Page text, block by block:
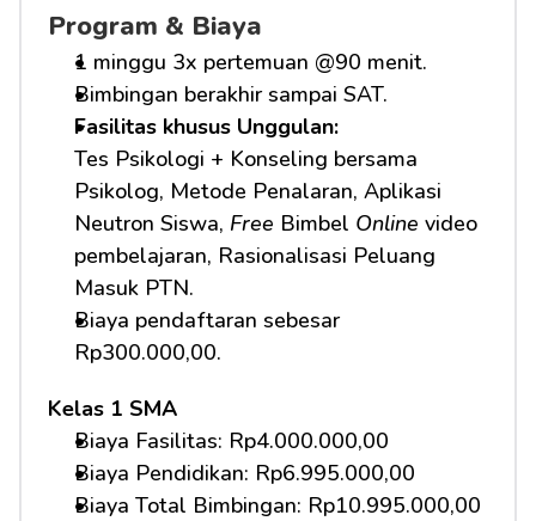
Program & Biaya
1 minggu 3x pertemuan @90 menit.
Bimbingan berakhir sampai SAT.
Fasilitas khusus Unggulan:
Tes Psikologi + Konseling bersama
Psikolog, Metode Penalaran, Aplikasi
Neutron Siswa, Free Bimbel Online video
pembelajaran, Rasionalisasi Peluang
Masuk PTN.
Biaya pendaftaran sebesar
Rp300.000,00.
Kelas 1 SMA
Biaya Fasilitas: Rp4.000.000,00
Biaya Pendidikan: Rp6.995.000,00
Biaya Total Bimbingan: Rp10.995.000,00